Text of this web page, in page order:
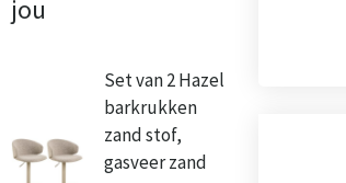
jou
Set van 2 Hazel
barkrukken
zand stof,
gasveer zand
Oorspronkelijke
prijs
was:
€ 338,00.